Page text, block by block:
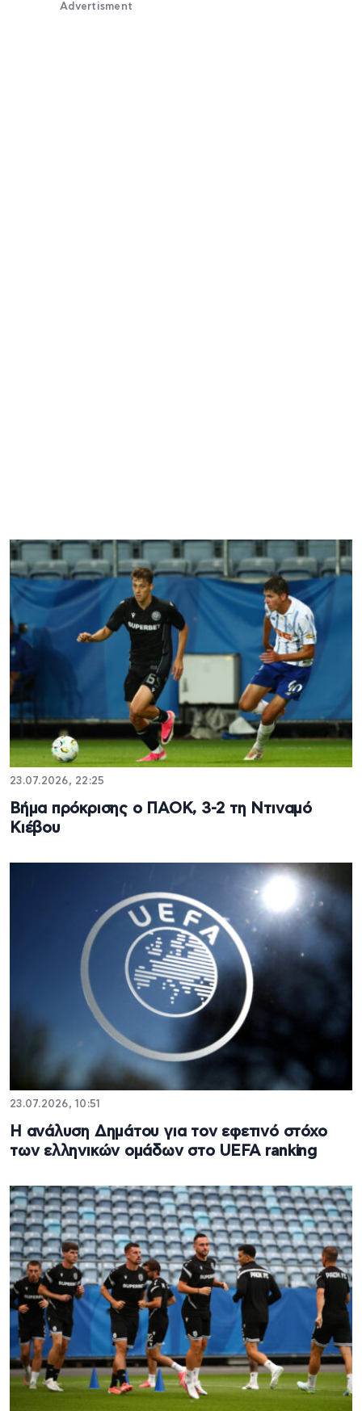
Advertisment
23.07.2026, 22:25
Βήμα πρόκρισης ο ΠΑΟΚ, 3-2 τη Ντιναμό
Κιέβου
23.07.2026, 10:51
Η ανάλυση Δημάτου για τον εφετινό στόχο
των ελληνικών ομάδων στο UEFA ranking